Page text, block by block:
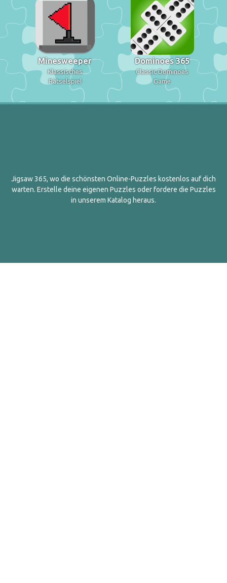
Minesweeper
Klassisches
Rätselspiel
Dominoes 365
Classic Dominoes
Game
Jigsaw 365, wo die schönsten Online-Puzzles kostenlos auf dich
warten. Erstelle deine eigenen Puzzles oder fordere die Puzzles
in unserem Katalog heraus.